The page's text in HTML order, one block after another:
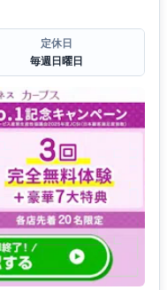
定休日
毎週日曜日